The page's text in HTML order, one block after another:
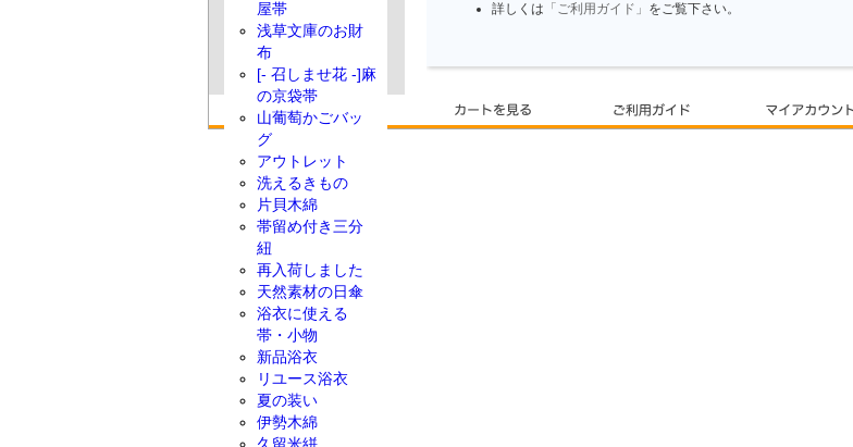
詳しくは 「ご利用ガイド」 をご覧下さい。
屋帯
浅草文庫のお財
布
[- 召しませ花 -]麻
の京袋帯
山葡萄かごバッ
グ
アウトレット
洗えるきもの
片貝木綿
帯留め付き三分
紐
再入荷しました
天然素材の日傘
浴衣に使える
帯・小物
新品浴衣
リユース浴衣
夏の装い
伊勢木綿